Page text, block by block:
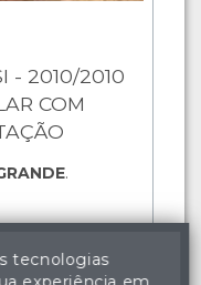
- 2010/2010
COM
.
tecnologias